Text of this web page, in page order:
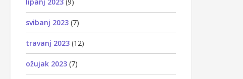
svibanj 2023 (7)
travanj 2023 (12)
ožujak 2023 (7)